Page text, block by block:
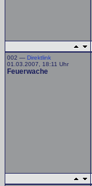
002 — Direktlink
01.03.2007, 18:11 Uhr
Feuerwache